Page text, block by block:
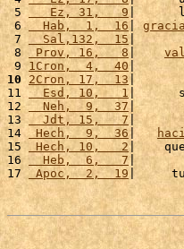
5
   Ez, 31,   9
|      lo
6
  Hab,  1,  16
|
7
  Sal,132,  15
8
Prov, 16,   8 |
9 1Cron,  4,  40
10
2Cron, 17,  13
11
  Esd, 10,   1
|
12
  Neh,  9,  37
13
  Jdt, 15,   7
|
14 Hech,  9,  36 |
15 Hech, 10,   2|
16
  Heb,  6,   7
|
17 Apoc,  2,  19 |